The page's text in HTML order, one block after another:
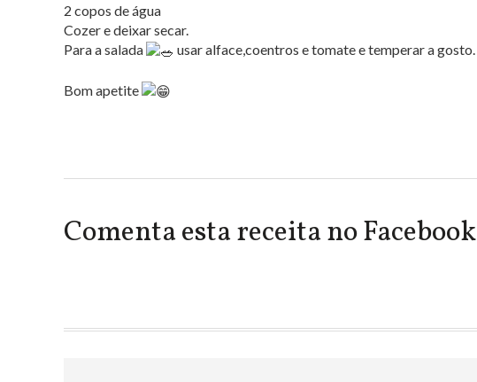
2 copos de água
Cozer e deixar secar.
Para a salada
usar alface,coentros e tomate e temperar a gosto.
Bom apetite
Comenta esta receita no Facebook